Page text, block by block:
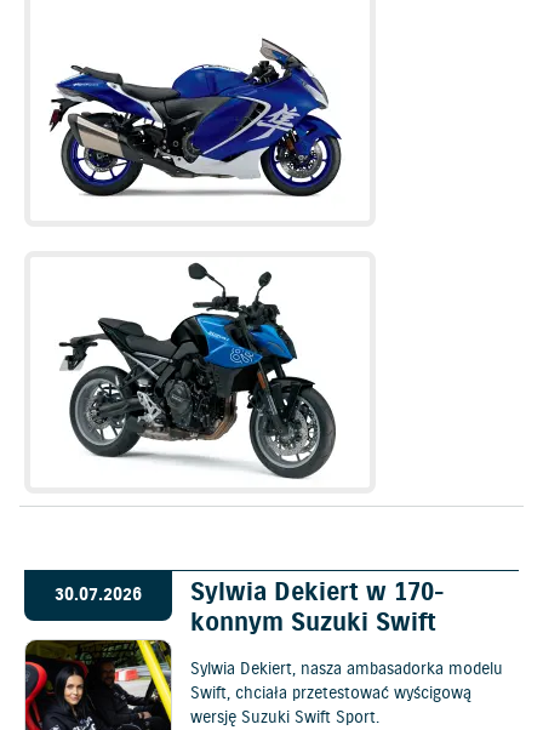
30.07.2026
Sylwia Dekiert w 170-
konnym Suzuki Swift
Sylwia Dekiert, nasza ambasadorka modelu
Swift, chciała przetestować wyścigową
wersję Suzuki Swift Sport.